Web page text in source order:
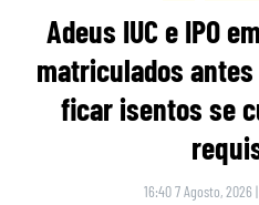
Adeus IUC e IPO
matriculados
ficar isentos se
16:40 7 Agosto, 2026 |